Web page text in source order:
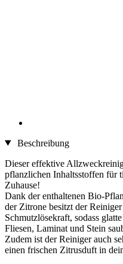
Beschreibung
Dieser effektive
pflanzlichen Inhaltsstoffen für
Zuhause!
Dank der enthaltenen Bio-
der Zitrone besitzt der
Schmutzlösekraft, sodass
Fliesen, Laminat und Stein
Zudem ist der Reiniger auch
einen frischen Zitrusduft in